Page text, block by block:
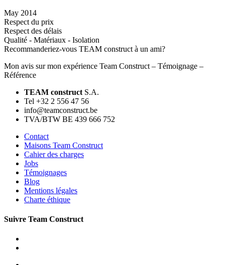
May 2014
Respect du prix
Respect des délais
Qualité - Matériaux - Isolation
Recommanderiez-vous TEAM construct à un ami?
Mon avis sur mon expérience Team Construct – Témoignage –
Référence
TEAM construct S.A.
Tel +32 2 556 47 56
info@teamconstruct.be
TVA/BTW BE 439 666 752
Contact
Maisons Team Construct
Cahier des charges
Jobs
Témoignages
Blog
Mentions légales
Charte éthique
Suivre Team Construct